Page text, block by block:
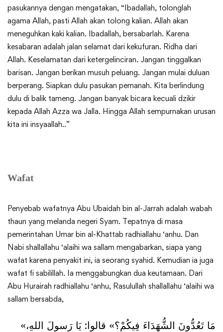
pasukannya dengan mengatakan, “Ibadallah, tolonglah
agama Allah, pasti Allah akan tolong kalian. Allah akan
meneguhkan kaki kalian. Ibadallah, bersabarlah. Karena
kesabaran adalah jalan selamat dari kekufuran. Ridha dari
Allah. Keselamatan dari ketergelinciran. Jangan tinggalkan
barisan. Jangan berikan musuh peluang. Jangan mulai duluan
berperang. Siapkan dulu pasukan pemanah. Kita berlindung
dulu di balik tameng. Jangan banyak bicara kecuali dzikir
kepada Allah Azza wa Jalla. Hingga Allah sempurnakan urusan
kita ini insyaallah..”
Wafat
Penyebab wafatnya Abu Ubaidah bin al-Jarrah adalah wabah
thaun yang melanda negeri Syam. Tepatnya di masa
pemerintahan Umar bin al-Khattab radhiallahu ‘anhu. Dan
Nabi shallallahu ‘alaihi wa sallam mengabarkan, siapa yang
wafat karena penyakit ini, ia seorang syahid. Kemudian ia juga
wafat fi sabilillah. Ia menggabungkan dua keutamaan. Dari
Abu Hurairah radhiallahu ‘anhu, Rasulullah shallallahu ‘alaihi wa
sallam bersabda,
«مَا تَعُدُّونَ الشُّهَدَاءَ فِيكُمْ؟» قالوا: يَا رَسولَ اللهِ،